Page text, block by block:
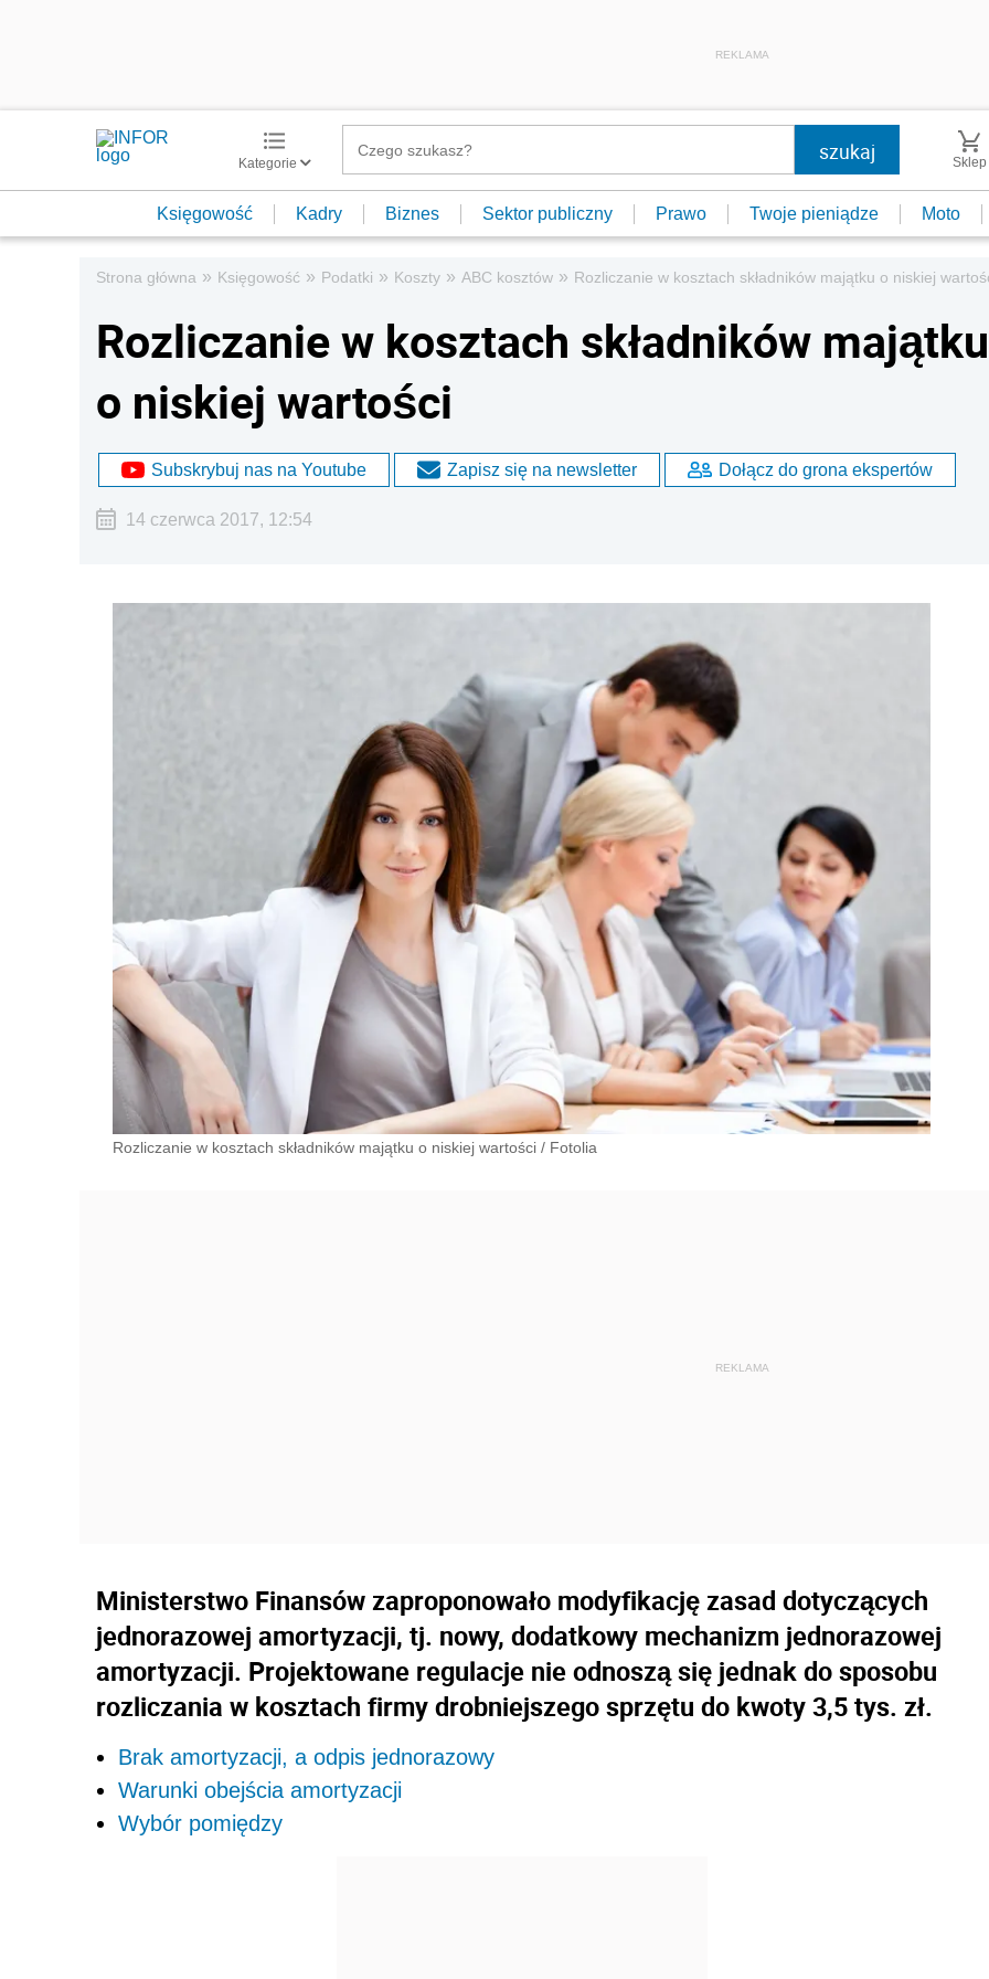
REKLAMA
Kategorie Sklep
Księgowość Kadry Biznes Sektor publiczny Prawo Twoje pieniądze Moto
Strona główna » Księgowość » Podatki » Koszty » ABC kosztów » Rozliczanie w kosztach składników majątku o niskiej
Rozliczanie w kosztach składników majątku
o niskiej wartości
Subskrybuj nas na Youtube Zapisz się na newsletter Dołącz do grona ekspertów
14 czerwca 2017, 12:54
Rozliczanie w kosztach składników majątku o niskiej wartości / Fotolia
Ministerstwo Finansów zaproponowało modyfikację zasad dotyczących
jednorazowej amortyzacji, tj. nowy, dodatkowy mechanizm jednorazowej
amortyzacji. Projektowane regulacje nie odnoszą się jednak do sposobu
rozliczania w kosztach firmy drobniejszego sprzętu do kwoty 3,5 tys. zł.
Brak amortyzacji, a odpis jednorazowy
Warunki obejścia amortyzacji
Wybór pomiędzy